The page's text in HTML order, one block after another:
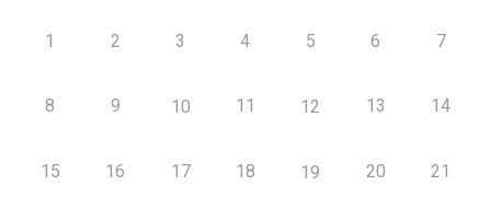
1 2 3 4 5 6 7
8 9 10 11 12 13 14
15 16 17 18 19 20 21